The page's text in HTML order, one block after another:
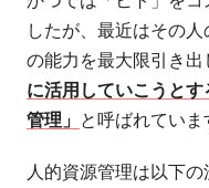
したが、最近はその
の能力を最大限引き
に活用していこうと
管理」 と呼ばれていま
人的資源管理は以下の